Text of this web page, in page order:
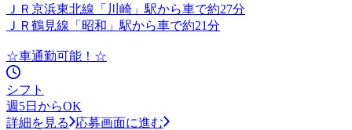
ＪＲ京浜東北線「川崎」駅から車で約27分
ＪＲ鶴見線「昭和」駅から車で約21分
☆車通勤可能！☆
シフト
週5日からOK
詳細を見る
応募画面に進む